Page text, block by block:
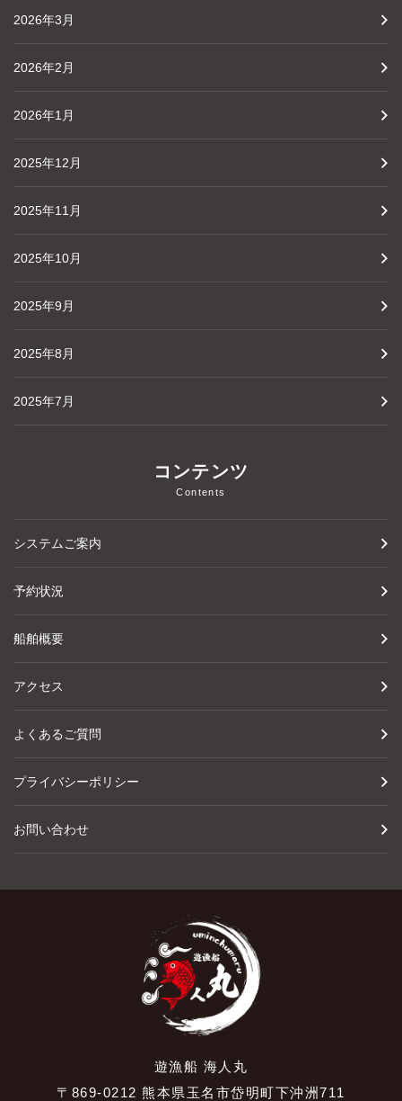
2026年3月
2026年2月
2026年1月
2025年12月
2025年11月
2025年10月
2025年9月
2025年8月
2025年7月
コンテンツ
Contents
システムご案内
予約状況
船舶概要
アクセス
よくあるご質問
プライバシーポリシー
お問い合わせ
遊漁船 海人丸
〒869-0212 熊本県玉名市岱明町下沖洲711